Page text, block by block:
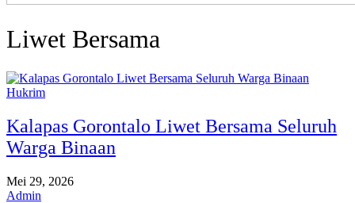
Liwet Bersama
Hukrim
Kalapas Gorontalo Liwet Bersama Seluruh
Warga Binaan
Mei 29, 2026
Admin